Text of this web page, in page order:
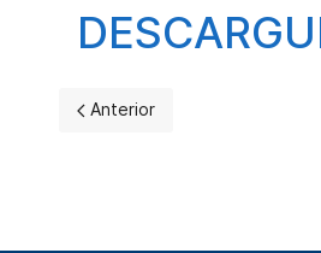
Artículo anterior: MODELO DE
Anterior